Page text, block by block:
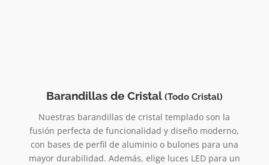
Barandillas de Cristal (Todo Cristal)
Nuestras barandillas de cristal templado son la
fusión perfecta de funcionalidad y diseño moderno,
con bases de perfil de aluminio o bulones para una
mayor durabilidad. Además, elige luces LED para un